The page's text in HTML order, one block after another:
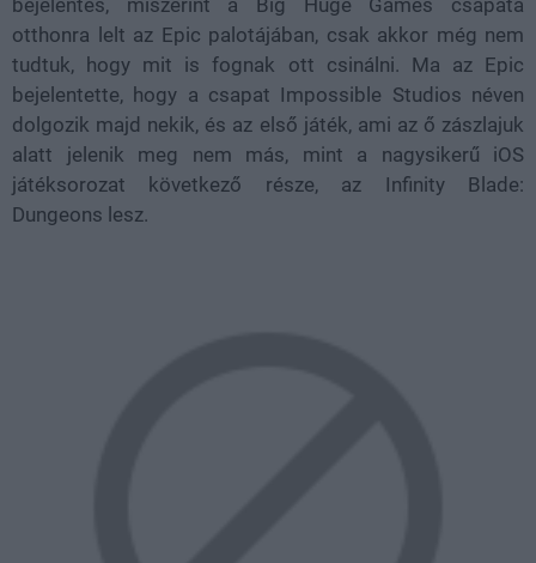
otthonra lelt az Epic palotájában, csak akkor még nem
tudtuk, hogy mit is fognak ott csinálni. Ma az Epic
bejelentette, hogy a csapat Impossible Studios néven
dolgozik majd nekik, és az első játék, ami az ő zászlajuk
alatt jelenik meg nem más, mint a nagysikerű iOS
játéksorozat következő része, az Infinity Blade:
Dungeons lesz.